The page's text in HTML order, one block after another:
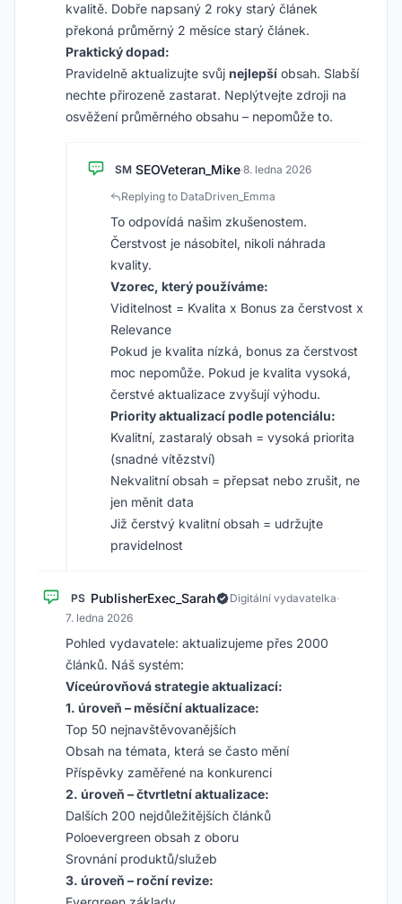
kvalitě. Dobře napsaný 2 roky starý článek
překoná průměrný 2 měsíce starý článek.
Praktický dopad:
Pravidelně aktualizujte svůj nejlepší obsah. Slabší
nechte přirozeně zastarat. Neplýtvejte zdroji na
osvěžení průměrného obsahu – nepomůže to.
SM SEOVeteran_Mike·8. ledna 2026
Replying to DataDriven_Emma
To odpovídá našim zkušenostem.
Čerstvost je násobitel, nikoli náhrada
kvality.
Vzorec, který používáme:
Viditelnost = Kvalita x Bonus za čerstvost x
Relevance
Pokud je kvalita nízká, bonus za čerstvost
moc nepomůže. Pokud je kvalita vysoká,
čerstvé aktualizace zvyšují výhodu.
Priority aktualizací podle potenciálu:
Kvalitní, zastaralý obsah = vysoká priorita
(snadné vítězství)
Nekvalitní obsah = přepsat nebo zrušit, ne
jen měnit data
Již čerstvý kvalitní obsah = udržujte
pravidelnost
PS PublisherExec_Sarah Digitální vydavatelka·
7. ledna 2026
Pohled vydavatele: aktualizujeme přes 2000
článků. Náš systém:
Víceúrovňová strategie aktualizací:
1. úroveň – měsíční aktualizace:
Top 50 nejnavštěvovanějších
Obsah na témata, která se často mění
Příspěvky zaměřené na konkurenci
2. úroveň – čtvrtletní aktualizace:
Dalších 200 nejdůležitějších článků
Poloevergreen obsah z oboru
Srovnání produktů/služeb
3. úroveň – roční revize: